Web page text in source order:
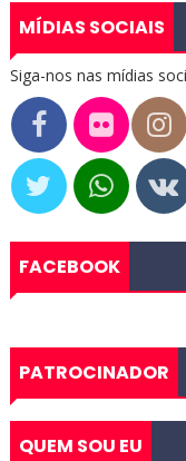
MÍDIAS SOCIAIS
Siga-nos nas mídias
FACEBOOK
PATROCINADOR
QUEM SOU EU